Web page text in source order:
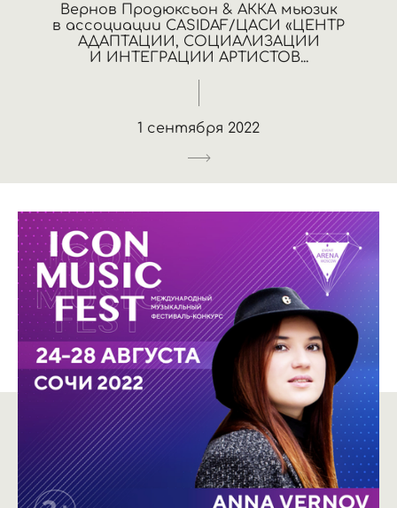
Вернов Продюксьон & АККА мьюзик
в ассоциации CASIDAF/ЦАСИ «ЦЕНТР
АДАПТАЦИИ, СОЦИАЛИЗАЦИИ
И ИНТЕГРАЦИИ АРТИСТОВ...
1 сентября 2022